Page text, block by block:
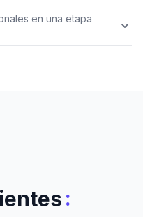
en una etapa
: